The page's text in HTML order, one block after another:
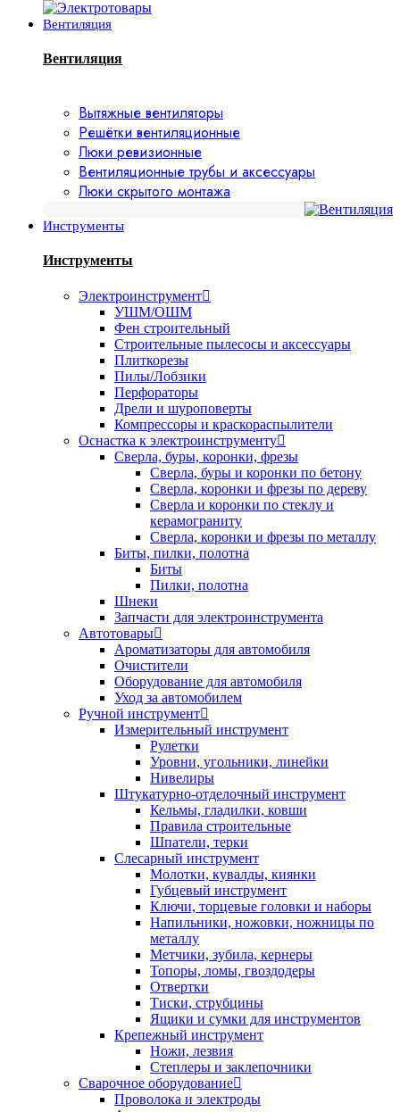
Вентиляция
Вентиляция
Вытяжные вентиляторы
Решётки вентиляционные
Люки ревизионные
Вентиляционные трубы и аксессуары
Люки скрытого монтажа
Инструменты
Инструменты
Электроинструмент
УШМ/ОШМ
Фен строительный
Строительные пылесосы и аксессуары
Плиткорезы
Пилы/Лобзики
Перфораторы
Дрели и шуроповерты
Компрессоры и краскораспылители
Оснастка к электроинструменту
Сверла, буры, коронки, фрезы
Сверла, буры и коронки по бетону
Сверла, коронки и фрезы по дереву
Сверла и коронки по стеклу и
керамограниту
Сверла, коронки и фрезы по металлу
Биты, пилки, полотна
Биты
Пилки, полотна
Шнеки
Запчасти для электроинструмента
Автотовары
Ароматизаторы для автомобиля
Очистители
Оборудование для автомобиля
Уход за автомобилем
Ручной инструмент
Измерительный инструмент
Рулетки
Уровни, угольники, линейки
Нивелиры
Штукатурно-отделочный инструмент
Кельмы, гладилки, ковши
Правила строительные
Шпатели, терки
Слесарный инструмент
Молотки, кувалды, киянки
Губцевый инструмент
Ключи, торцевые головки и наборы
Напильники, ножовки, ножницы по
металлу
Метчики, зубила, кернеры
Топоры, ломы, гвоздодеры
Отвертки
Тиски, струбцины
Ящики и сумки для инструментов
Крепежный инструмент
Ножи, лезвия
Степлеры и заклепочники
Сварочное оборудование
Проволока и электроды